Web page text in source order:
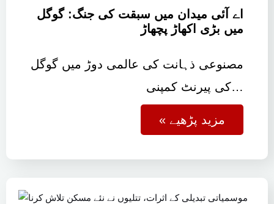
اے آئی میدان میں سبقت کی جنگ: گوگل
میں بڑی اکھاڑ پچھاڑ
مصنوعی ذہانت کی عالمی دوڑ میں گوگل
کی پیرنٹ کمپنی…
« مزید پڑھیے